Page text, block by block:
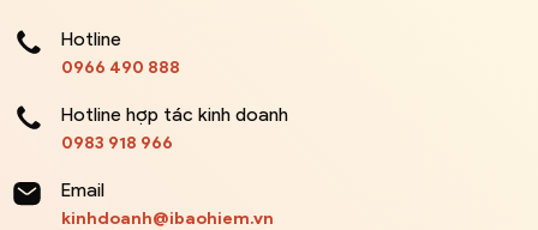
Hotline
0966 490 888
Hotline hợp tác kinh doanh
0983 918 966
Email
kinhdoanh@ibaohiem.vn